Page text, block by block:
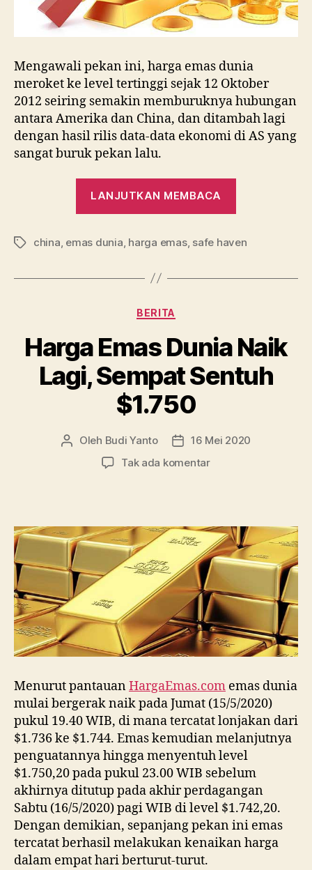
Mengawali pekan ini, harga emas dunia
meroket ke level tertinggi sejak 12 Oktober
2012 seiring semakin memburuknya hubungan
antara Amerika dan China, dan ditambah lagi
dengan hasil rilis data-data ekonomi di AS yang
sangat buruk pekan lalu.
LANJUTKAN MEMBACA
Tegang,
Dunia
Tag china emas dunia harga emas, safe haven
Kategori
BERITA
Harga Emas Dunia Naik
Lagi, Sempat Sentuh
$1.750
Penulis
Oleh Budi Yanto
Tanggal
artikel
16 Mei 2020
Tak ada komentarpada
Naik
Lagi,
Sempat
Sentuh
$1.750
Menurut pantauanHargaEmas.com emas dunia
mulai bergerak naik pada Jumat (15/5/2020)
pukul 19.40 WIB, di mana tercatat lonjakan dari
$1.736 ke $1.744. Emas kemudian melanjutnya
penguatannya hingga menyentuh level
$1.750,20 pada pukul 23.00 WIB sebelum
akhirnya ditutup pada akhir perdagangan
Sabtu (16/5/2020) pagi WIB di level $1.742,20.
Dengan demikian, sepanjang pekan ini emas
tercatat berhasil melakukan kenaikan harga
dalam empat hari berturut-turut.